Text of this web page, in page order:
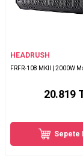
HEADRUSH
FRFR-108 MKII | 2000W
20.819
Sepete